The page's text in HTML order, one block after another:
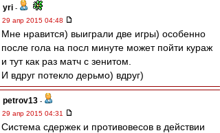
yri -
29 апр 2015 04:48
Мне нравится) выиграли две игры) особенно
после гола на посл минуте может пойти кураж
и тут как раз матч с зенитом.
И вдруг потекло дерьмо) вдруг)
petrov13 -
29 апр 2015 04:31
Система сдержек и противовесов в действии